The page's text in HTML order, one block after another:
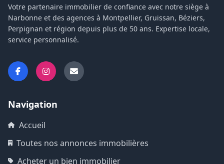
Votre partenaire immobilier de confiance avec notre siège à
Narbonne et des agences à Montpellier, Gruissan, Béziers,
Perpignan et région depuis plus de 50 ans. Expertise locale,
service personnalisé.
Navigation
Accueil
Toutes nos annonces immobilières
Acheter un bien immobilier